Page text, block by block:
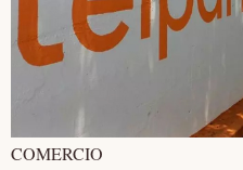
COMERCIO